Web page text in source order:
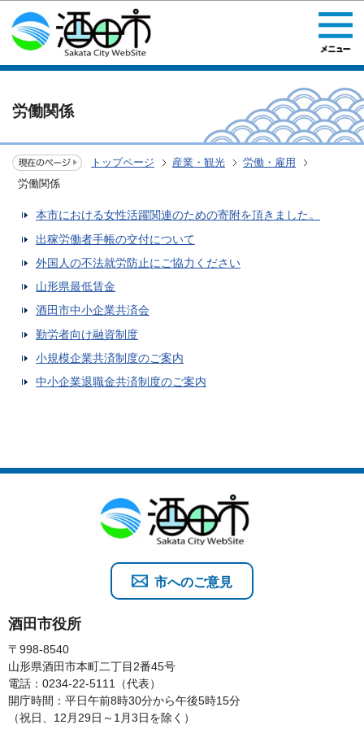
このページの本文へ移動
労働関係
トップページ 産業・観光
労働・雇用
労働関係
本市における女性活躍関連のための寄附を頂きました。
出稼労働者手帳の交付について
外国人の不法就労防止にご協力ください
山形県最低賃金
酒田市中小企業共済会
勤労者向け融資制度
小規模企業共済制度のご案内
中小企業退職金共済制度のご案内
酒田市役所
〒998-8540
山形県酒田市本町二丁目2番45号
電話：0234-22-5111（代表）
開庁時間：平日午前8時30分から午後5時15分
（祝日、12月29日～1月3日を除く）
市へのご意見